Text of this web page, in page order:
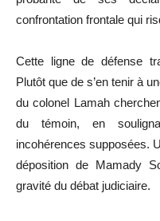
confrontation frontale qui
Cette ligne de défense
Plutôt que de s’en tenir à
du colonel Lamah
du témoin, en
incohérences supposées.
déposition de Mamady
gravité du débat judiciaire.